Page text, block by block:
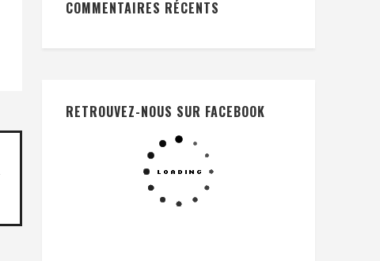
COMMENTAIRES RÉCENTS
RETROUVEZ-NOUS SUR FACEBOOK